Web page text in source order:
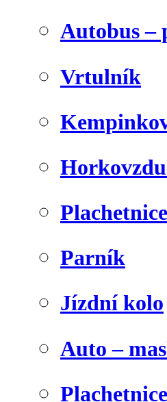
Autobus –
Vrtulník
Parník
Jízdní kolo
Auto –